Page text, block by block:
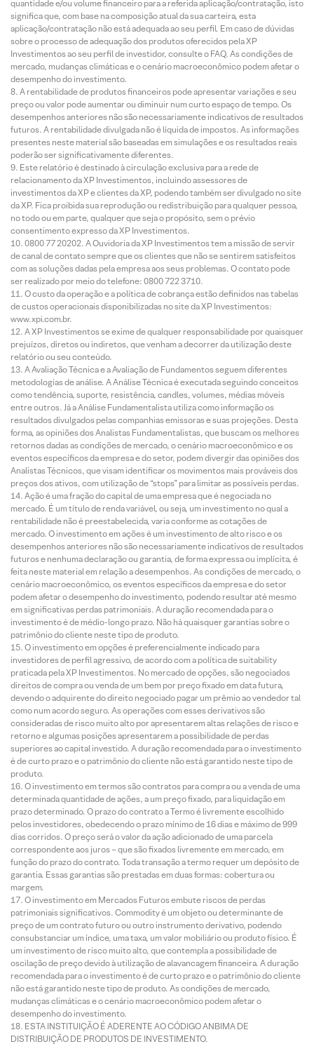
quantidade e/ou volume financeiro para a referida aplicação/contratação, isto
significa que, com base na composição atual da sua carteira, esta
aplicação/contratação não está adequada ao seu perfil. Em caso de dúvidas
sobre o processo de adequação dos produtos oferecidos pela XP
Investimentos ao seu perfil de investidor, consulte o FAQ. As condições de
mercado, mudanças climáticas e o cenário macroeconômico podem afetar o
desempenho do investimento.
A rentabilidade de produtos financeiros pode apresentar variações e seu
preço ou valor pode aumentar ou diminuir num curto espaço de tempo. Os
desempenhos anteriores não são necessariamente indicativos de resultados
futuros. A rentabilidade divulgada não é líquida de impostos. As informações
presentes neste material são baseadas em simulações e os resultados reais
poderão ser significativamente diferentes.
Este relatório é destinado à circulação exclusiva para a rede de
relacionamento da XP Investimentos, incluindo assessores de
investimentos da XP e clientes da XP, podendo também ser divulgado no site
da XP. Fica proibida sua reprodução ou redistribuição para qualquer pessoa,
no todo ou em parte, qualquer que seja o propósito, sem o prévio
consentimento expresso da XP Investimentos.
0800 77 20202. A Ouvidoria da XP Investimentos tem a missão de servir
de canal de contato sempre que os clientes que não se sentirem satisfeitos
com as soluções dadas pela empresa aos seus problemas. O contato pode
ser realizado por meio do telefone: 0800 722 3710.
O custo da operação e a política de cobrança estão definidos nas tabelas
de custos operacionais disponibilizadas no site da XP Investimentos:
www.xpi.com.br.
A XP Investimentos se exime de qualquer responsabilidade por quaisquer
prejuízos, diretos ou indiretos, que venham a decorrer da utilização deste
relatório ou seu conteúdo.
A Avaliação Técnica e a Avaliação de Fundamentos seguem diferentes
metodologias de análise. A Análise Técnica é executada seguindo conceitos
como tendência, suporte, resistência, candles, volumes, médias móveis
entre outros. Já a Análise Fundamentalista utiliza como informação os
resultados divulgados pelas companhias emissoras e suas projeções. Desta
forma, as opiniões dos Analistas Fundamentalistas, que buscam os melhores
retornos dadas as condições de mercado, o cenário macroeconômico e os
eventos específicos da empresa e do setor, podem divergir das opiniões dos
Analistas Técnicos, que visam identificar os movimentos mais prováveis dos
preços dos ativos, com utilização de “stops” para limitar as possíveis perdas.
Ação é uma fração do capital de uma empresa que é negociada no
mercado. É um título de renda variável, ou seja, um investimento no qual a
rentabilidade não é preestabelecida, varia conforme as cotações de
mercado. O investimento em ações é um investimento de alto risco e os
desempenhos anteriores não são necessariamente indicativos de resultados
futuros e nenhuma declaração ou garantia, de forma expressa ou implícita, é
feita neste material em relação a desempenhos. As condições de mercado, o
cenário macroeconômico, os eventos específicos da empresa e do setor
podem afetar o desempenho do investimento, podendo resultar até mesmo
em significativas perdas patrimoniais. A duração recomendada para o
investimento é de médio-longo prazo. Não há quaisquer garantias sobre o
patrimônio do cliente neste tipo de produto.
O investimento em opções é preferencialmente indicado para
investidores de perfil agressivo, de acordo com a política de suitability
praticada pela XP Investimentos. No mercado de opções, são negociados
direitos de compra ou venda de um bem por preço fixado em data futura,
devendo o adquirente do direito negociado pagar um prêmio ao vendedor tal
como num acordo seguro. As operações com esses derivativos são
consideradas de risco muito alto por apresentarem altas relações de risco e
retorno e algumas posições apresentarem a possibilidade de perdas
superiores ao capital investido. A duração recomendada para o investimento
é de curto prazo e o patrimônio do cliente não está garantido neste tipo de
produto.
O investimento em termos são contratos para compra ou a venda de uma
determinada quantidade de ações, a um preço fixado, para liquidação em
prazo determinado. O prazo do contrato a Termo é livremente escolhido
pelos investidores, obedecendo o prazo mínimo de 16 dias e máximo de 999
dias corridos. O preço será o valor da ação adicionado de uma parcela
correspondente aos juros – que são fixados livremente em mercado, em
função do prazo do contrato. Toda transação a termo requer um depósito de
garantia. Essas garantias são prestadas em duas formas: cobertura ou
margem.
O investimento em Mercados Futuros embute riscos de perdas
patrimoniais significativos. Commodity é um objeto ou determinante de
preço de um contrato futuro ou outro instrumento derivativo, podendo
consubstanciar um índice, uma taxa, um valor mobiliário ou produto físico. É
um investimento de risco muito alto, que contempla a possibilidade de
oscilação de preço devido à utilização de alavancagem financeira. A duração
recomendada para o investimento é de curto prazo e o patrimônio do cliente
não está garantido neste tipo de produto. As condições de mercado,
mudanças climáticas e o cenário macroeconômico podem afetar o
desempenho do investimento.
ESTA INSTITUIÇÃO É ADERENTE AO CÓDIGO ANBIMA DE
DISTRIBUIÇÃO DE PRODUTOS DE INVESTIMENTO.